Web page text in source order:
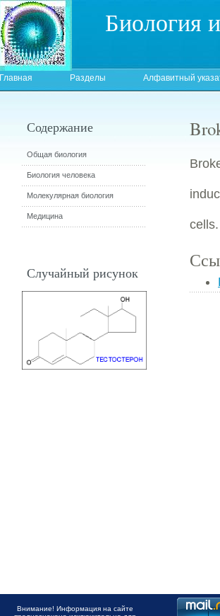
Биология
Главная Разделы Алфавитный
Содержание
Общая биология
Биология человека
Молекулярная биология
Медицина
Случайный рисунок
Внимание! Информация на сайте